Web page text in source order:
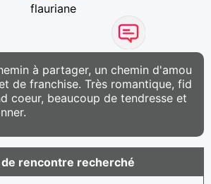
flauriane
à partager, un chemin d'amou
de franchise. Très romantique, fid
coeur, beaucoup de tendresse et
rencontre recherché